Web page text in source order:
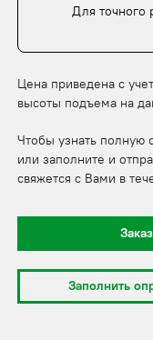
Для точного
Цена приведена с
высоты подъема на
Чтобы узнать полную
или заполните и
свяжется с Вами в
Заполнить